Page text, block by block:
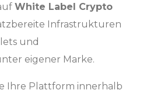
White Label Crypto
Infrastrukturen
und
eigener Marke.
Ihre Plattform innerhalb